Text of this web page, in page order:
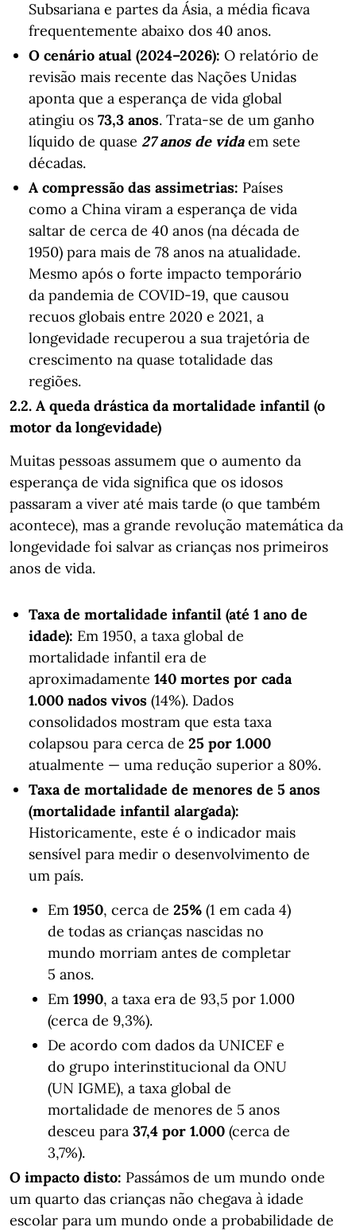
Subsariana e partes da Ásia, a média ficava
frequentemente abaixo dos 40 anos.
O cenário atual (2024–2026): O relatório de
revisão mais recente das Nações Unidas
aponta que a esperança de vida global
atingiu os 73,3 anos. Trata-se de um ganho
líquido de quase 27 anos de vidaem sete
décadas.
A compressão das assimetrias: Países
como a China viram a esperança de vida
saltar de cerca de 40 anos (na década de
1950) para mais de 78 anos na atualidade.
Mesmo após o forte impacto temporário
da pandemia de COVID-19, que causou
recuos globais entre 2020 e 2021, a
longevidade recuperou a sua trajetória de
crescimento na quase totalidade das
regiões.
2.2. A queda drástica da mortalidade infantil (o
motor da longevidade)
Muitas pessoas assumem que o aumento da
esperança de vida significa que os idosos
passaram a viver até mais tarde (o que também
acontece), mas a grande revolução matemática da
longevidade foi salvar as crianças nos primeiros
anos de vida.
Taxa de mortalidade infantil (até 1 ano de
idade): Em 1950, a taxa global de
mortalidade infantil era de
aproximadamente 140 mortes por cada
1.000 nados vivos (14%). Dados
consolidados mostram que esta taxa
colapsou para cerca de 25 por 1.000
atualmente — uma redução superior a 80%.
Taxa de mortalidade de menores de 5 anos
(mortalidade infantil alargada):
Historicamente, este é o indicador mais
sensível para medir o desenvolvimento de
um país.
Em 1950, cerca de 25% (1 em cada 4)
de todas as crianças nascidas no
mundo morriam antes de completar
5 anos.
Em 1990, a taxa era de 93,5 por 1.000
(cerca de 9,3%).
De acordo com dados da UNICEF e
do grupo interinstitucional da ONU
(UN IGME), a taxa global de
mortalidade de menores de 5 anos
desceu para 37,4 por 1.000 (cerca de
3,7%).
O impacto disto: Passámos de um mundo onde
um quarto das crianças não chegava à idade
escolar para um mundo onde a probabilidade de